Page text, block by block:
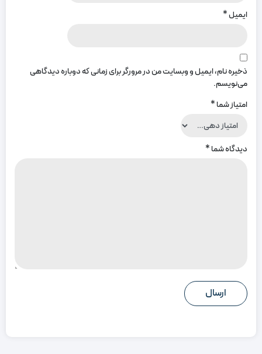
ایمیل*
ذخیره نام، ایمیل و وبسایت من در مرورگر برای زمانی که دوباره دیدگاهی
می‌نویسم.
امتیاز شما*
دیدگاه شما*